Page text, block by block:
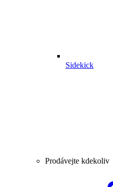
Sidekick
Prodávejte kdekoliv